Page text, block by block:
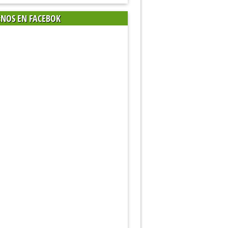
EN FACEBOK